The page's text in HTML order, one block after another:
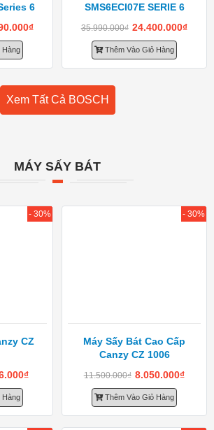
6
₫
Hàng
SMS6ECI07E SERIE 6
35.990.000₫ 24.400.000₫
Thêm Vào Giỏ Hàng
Xem Tất Cả BOSCH
MÁY SẤY BÁT
CZ
₫
Hàng
- 30%
Máy Sấy Bát Cao Cấp
Canzy CZ 1006
11.500.000₫ 8.050.000₫
Thêm Vào Giỏ Hàng
- 30%